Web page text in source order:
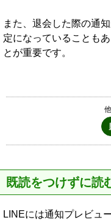
また、退会した際の通
定になっていることも
とが重要です。
既読をつけずに読
LINEには通知プレビュ